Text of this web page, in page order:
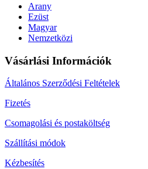
Arany
Ezüst
Magyar
Nemzetközi
Vásárlási Információk
Általános Szerződési Feltételek
Fizetés
Csomagolási és postaköltség
Szállítási módok
Kézbesítés